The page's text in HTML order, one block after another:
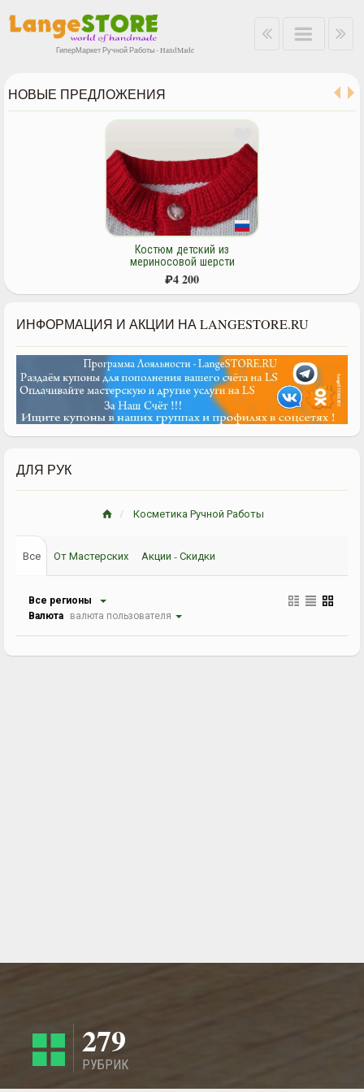
ГиперМаркет Ручной Работы - HandMade
НОВЫЕ ПРЕДЛОЖЕНИЯ
Костюм детский из
мериносовой шерсти
"Морской".
₽4 200
ИНФОРМАЦИЯ И АКЦИИ НА LANGESTORE.RU
ДЛЯ РУК
Косметика Ручной Работы
Все От Мастерских Акции - Скидки
Все регионы
Валюта валюта пользователя
279
РУБРИК